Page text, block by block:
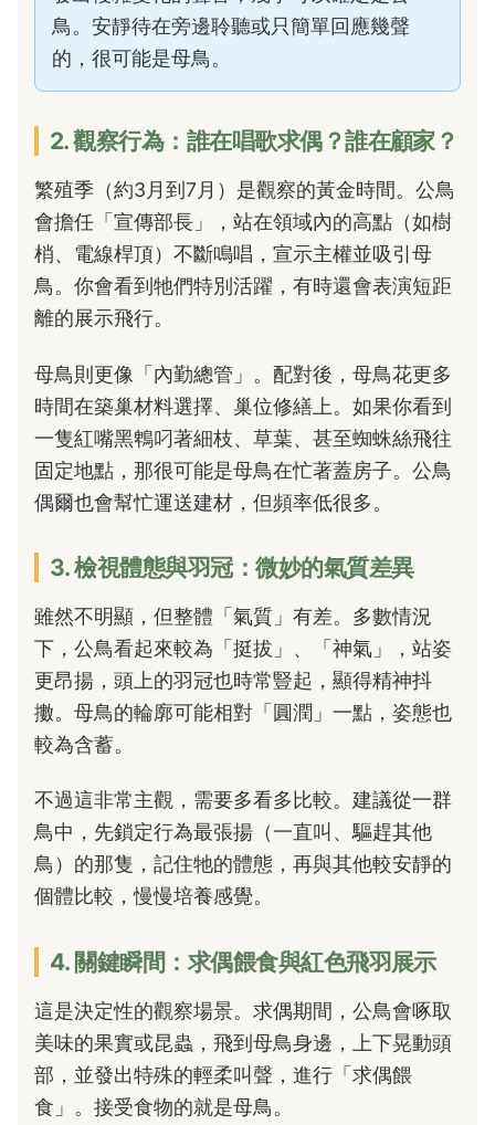
鳥。安靜待在旁邊聆聽或只簡單回應幾聲
的，很可能是母鳥。
2. 觀察行為：誰在唱歌求偶？誰在顧家？
繁殖季（約3月到7月）是觀察的黃金時間。公鳥
會擔任「宣傳部長」，站在領域內的高點（如樹
梢、電線桿頂）不斷鳴唱，宣示主權並吸引母
鳥。你會看到牠們特別活躍，有時還會表演短距
離的展示飛行。
母鳥則更像「內勤總管」。配對後，母鳥花更多
時間在築巢材料選擇、巢位修繕上。如果你看到
一隻紅嘴黑鵯叼著細枝、草葉、甚至蜘蛛絲飛往
固定地點，那很可能是母鳥在忙著蓋房子。公鳥
偶爾也會幫忙運送建材，但頻率低很多。
3. 檢視體態與羽冠：微妙的氣質差異
雖然不明顯，但整體「氣質」有差。多數情況
下，公鳥看起來較為「挺拔」、「神氣」，站姿
更昂揚，頭上的羽冠也時常豎起，顯得精神抖
擻。母鳥的輪廓可能相對「圓潤」一點，姿態也
較為含蓄。
不過這非常主觀，需要多看多比較。建議從一群
鳥中，先鎖定行為最張揚（一直叫、驅趕其他
鳥）的那隻，記住牠的體態，再與其他較安靜的
個體比較，慢慢培養感覺。
4. 關鍵瞬間：求偶餵食與紅色飛羽展示
這是決定性的觀察場景。求偶期間，公鳥會啄取
美味的果實或昆蟲，飛到母鳥身邊，上下晃動頭
部，並發出特殊的輕柔叫聲，進行「求偶餵
食」。接受食物的就是母鳥。